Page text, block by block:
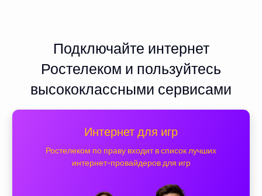
Подключайте интернет
Ростелеком и пользуйтесь
высококлассными сервисами
Интернет для игр
Ростелеком по праву входит в список лучших
интернет-провайдеров для игр